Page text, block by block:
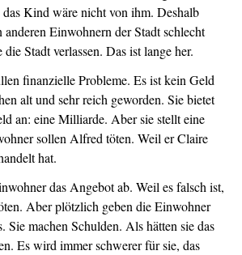
Kind wäre nicht von ihm. Deshalb
Einwohnern der Stadt schlecht
die Stadt verlassen. Das ist lange her.
finanzielle Probleme. Es ist kein Geld
alt und sehr reich geworden. Sie bietet
an: eine Milliarde. Aber sie stellt eine
sollen Alfred töten. Weil er Claire
hat.
das Angebot ab. Weil es falsch ist,
Aber plötzlich geben die Einwohner
Sie machen Schulden. Als hätten sie das
Es wird immer schwerer für sie, das